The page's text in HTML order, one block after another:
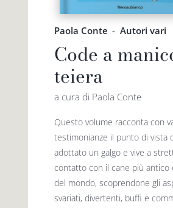
Paola Conte - Autori vari
Code a
teiera
a cura di Paola Conte
Questo volume racconta con
testimonianze il punto di vista
adottato un galgo e vive a
contatto con il cane più antico
del mondo, scoprendone gli
svariati, divertenti, buffi e